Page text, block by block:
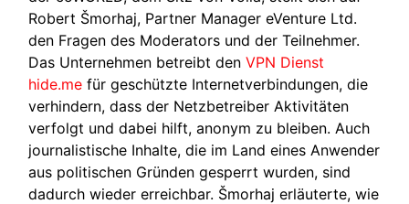
Robert Šmorhaj, Partner Manager eVenture Ltd.
den Fragen des Moderators und der Teilnehmer.
Das Unternehmen betreibt denVPN Dienst
hide.me für geschützte Internetverbindungen, die
verhindern, dass der Netzbetreiber Aktivitäten
verfolgt und dabei hilft, anonym zu bleiben. Auch
journalistische Inhalte, die im Land eines Anwender
aus politischen Gründen gesperrt wurden, sind
dadurch wieder erreichbar. Šmorhaj erläuterte, wie